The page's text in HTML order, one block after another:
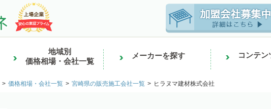
地域別
価格相場・会社一覧
メーカーを探す コンテン
価格相場・会社一覧 宮崎県の販売施工会社一覧 ヒラヌマ建材株式会社